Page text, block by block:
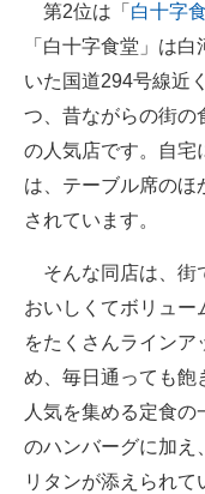
第2位は「 白十字
「白十字食堂」は
いた国道294号線近
つ、昔ながらの街の
の人気店です。自宅
は、テーブル席のほ
されています。
そんな同店は、街
おいしくてボリュー
をたくさんラインア
め、毎日通っても飽
人気を集める定食
のハンバーグに加え
リタンが添えられ